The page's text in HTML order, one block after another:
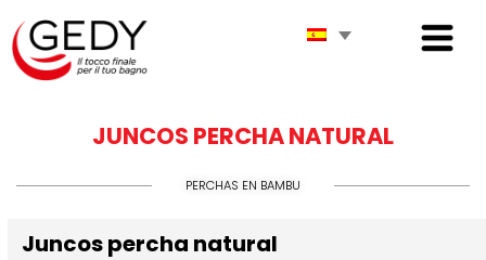
JUNCOS PERCHA NATURAL
PERCHAS EN BAMBU
Juncos percha natural